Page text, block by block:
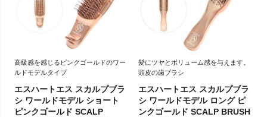
高級感を感じるピンクゴールドのワー
ルドモデルタイプ
エスハートエス スカルプブラ
シ ワールドモデル ショート
ピンクゴールド SCALP
髪にツヤとボリューム感を与えます。
頭皮の歯ブラシ
エスハートエス スカルプブラ
シ ワールドモデル ロング ピ
ンクゴールド SCALP BRUSH